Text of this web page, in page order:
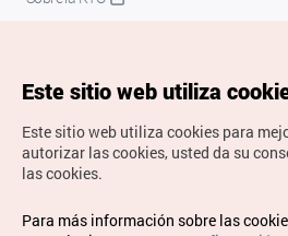
Copyrights © Organización de
Este sitio web utiliza
Este sitio web utiliza cookies para
autorizar las cookies, usted da su
las cookies.
Para más información sobre las